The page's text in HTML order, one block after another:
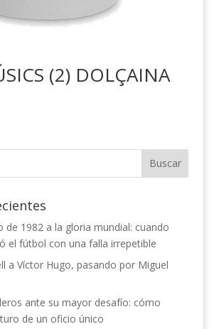
(2) DOLÇAINA
de 1982 a la gloria mundial: cuando
el fútbol con una falla irrepetible
a Víctor Hugo, pasando por Miguel
ante su mayor desafío: cómo
de un oficio único